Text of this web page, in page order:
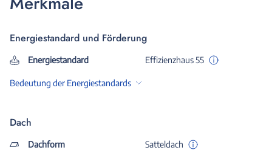
Energiestandard und Förderung
Energiestandard Effizienzhaus 55
Bedeutung der Energiestandards
Dach
Dachform Satteldach